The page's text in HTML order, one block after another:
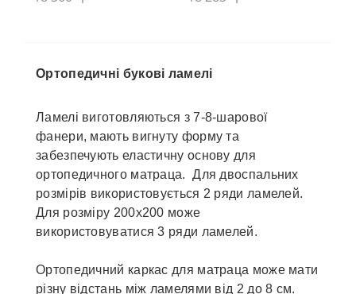
Ортопедичні букові ламелі
Ламелі виготовляються з 7-8-шарової
фанери, мають вигнуту форму та
забезпечують еластичну основу для
ортопедичного матраца. Для двоспальних
розмірів використовується 2 ряди ламелей.
Для розміру 200х200 може
використовуватися 3 ряди ламелей.
Ортопедичний каркас для матраца може мати
різну відстань між ламелями від 2 до 8 см.